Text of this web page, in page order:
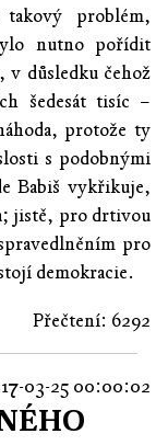
problém,
nutno pořídit
v důsledku čehož
šedesát tisíc –
protože ty
s podobnými
Babiš vykřikuje,
jistě, pro drtivou
pro
demokracie.
Přečtení: 6292
03-25 00:00:02